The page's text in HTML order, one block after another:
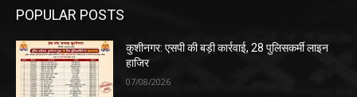
POPULAR POSTS
कुशीनगर: एसपी की बड़ी कार्रवाई, 28 पुलिसकर्मी लाइन
हाजिर
07/08/2026